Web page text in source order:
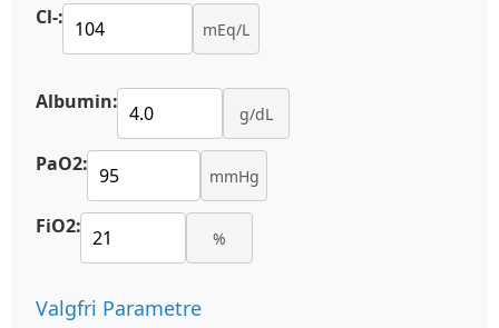
Cl-: mEq/L
Albumin: g/dL
PaO2: mmHg
FiO2: %
Valgfri Parametre